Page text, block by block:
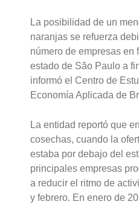
La posibilidad de un
naranjas se refuerza
número de empresas en
estado de São Paulo a
informó el Centro de
Economía Aplicada de
La entidad reportó que
cosechas, cuando la
estaba por debajo del
principales empresas
a reducir el ritmo de
y febrero. En enero de